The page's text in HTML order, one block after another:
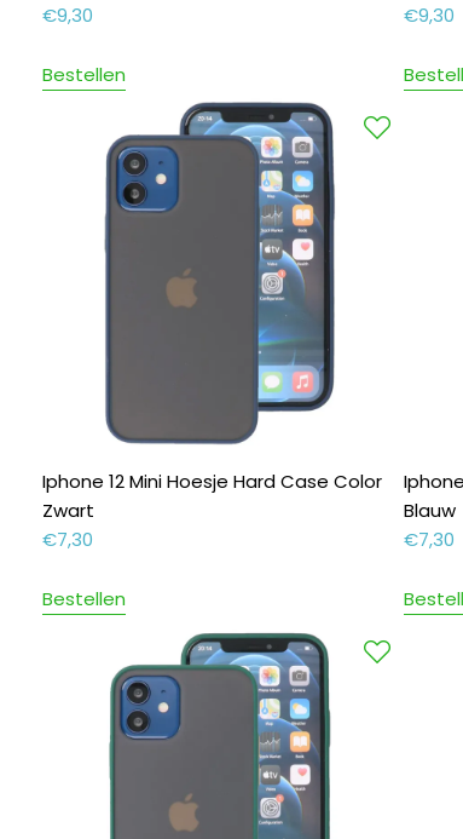
€9,30
Bestellen
€9,30
Iphone 12 Mini Hoesje Hard Case Color
Zwart
€7,30
Bestellen
Blauw
€7,30